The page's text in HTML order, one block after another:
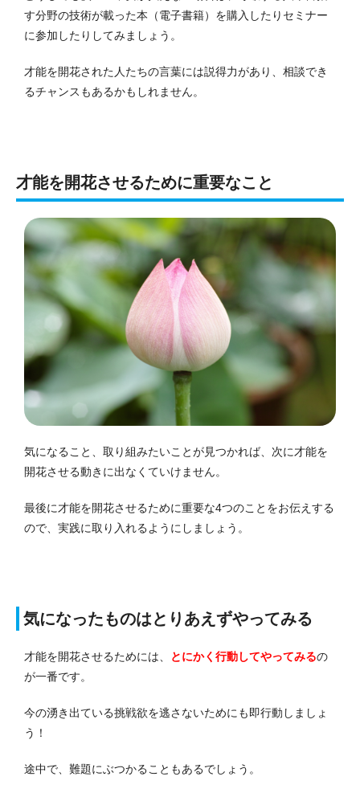
す分野の技術が載った本（電子書籍）を購入したりセミナー
に参加したりしてみましょう。
才能を開花された人たちの言葉には説得力があり、相談でき
るチャンスもあるかもしれません。
才能を開花させるために重要なこと
気になること、取り組みたいことが見つかれば、次に才能を
開花させる動きに出なくていけません。
最後に才能を開花させるために重要な4つのことをお伝えする
ので、実践に取り入れるようにしましょう。
気になったものはとりあえずやってみる
才能を開花させるためには、 とにかく行動してやってみるの
が一番です。
今の湧き出ている挑戦欲を逃さないためにも即行動しましょ
う！
途中で、難題にぶつかることもあるでしょう。